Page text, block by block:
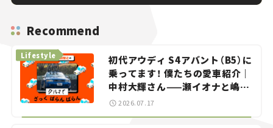
Recommend
初代アウディ S4アバント（B5）に
乗ってます！ 僕たちの愛車紹介｜
中村大輝さん——瀬イオナと嶋田
智之の「クルマでざっくばらんば
Lifestyle
2026.07.17